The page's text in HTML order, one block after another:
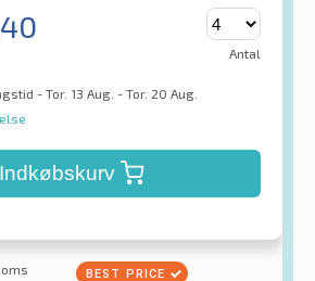
Antal
- Tor. 13 Aug. - Tor. 20 Aug.
Indkøbskurv